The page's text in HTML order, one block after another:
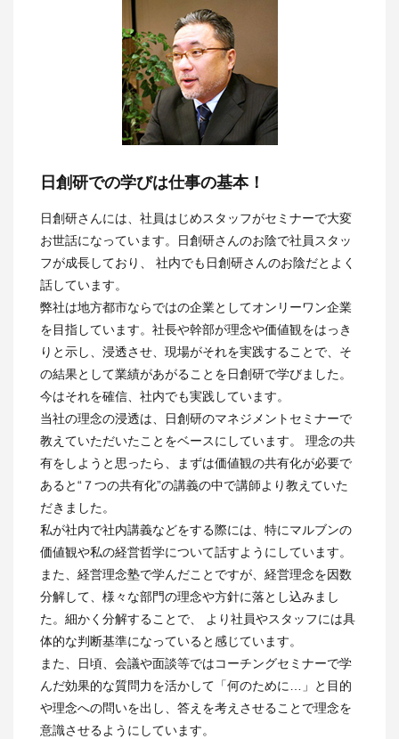
日創研での学びは仕事の基本！
日創研さんには、社員はじめスタッフがセミナーで大変
お世話になっています。日創研さんのお陰で社員スタッ
フが成長しており、 社内でも日創研さんのお陰だとよく
話しています。
弊社は地方都市ならではの企業としてオンリーワン企業
を目指しています。社長や幹部が理念や価値観をはっき
りと示し、浸透させ、現場がそれを実践することで、そ
の結果として業績があがることを日創研で学びました。
今はそれを確信、社内でも実践しています。
当社の理念の浸透は、日創研のマネジメントセミナーで
教えていただいたことをベースにしています。 理念の共
有をしようと思ったら、まずは価値観の共有化が必要で
あると“７つの共有化”の講義の中で講師より教えていた
だきました。
私が社内で社内講義などをする際には、特にマルブンの
価値観や私の経営哲学について話すようにしています。
また、経営理念塾で学んだことですが、経営理念を因数
分解して、様々な部門の理念や方針に落とし込みまし
た。細かく分解することで、 より社員やスタッフには具
体的な判断基準になっていると感じています。
また、日頃、会議や面談等ではコーチングセミナーで学
んだ効果的な質問力を活かして「何のために…」と目的
や理念への問いを出し、答えを考えさせることで理念を
意識させるようにしています。